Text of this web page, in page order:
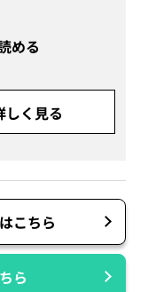
める
しく見る
こちら
ら